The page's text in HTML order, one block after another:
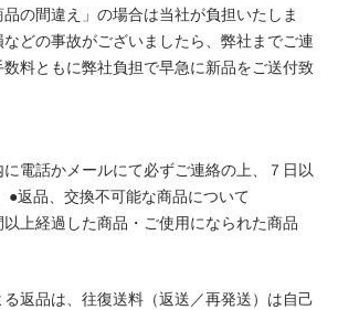
品の間違え」の場合は当社が負担いたしま
どの事故がございましたら、弊社までご連
料ともに弊社負担で早急に新品をご送付致
電話かメールにて必ずご連絡の上、７日以
●返品、交換不可能な商品について
上経過した商品・ご使用になられた商品
返品は、往復送料（返送／再発送）は自己